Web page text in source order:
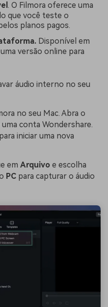
. O Filmora oferece uma
que você teste o
planos pagos.
Disponível em
versão online para
áudio interno no seu
no seu Mac. Abra o
conta Wondershare.
para iniciar uma nova
em Arquivo e escolha
PC para capturar o áudio